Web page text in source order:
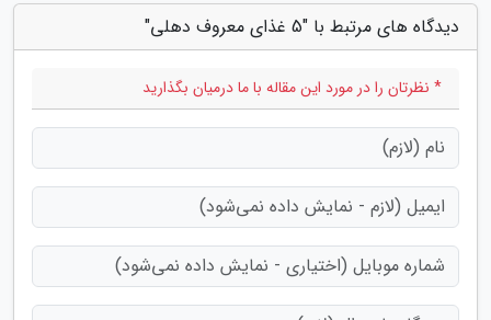
دیدگاه های مرتبط با "5 غذای معروف دهلی"
* نظرتان را در مورد این مقاله با ما درمیان بگذارید